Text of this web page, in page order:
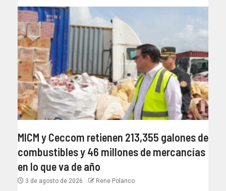
MICM y Ceccom retienen 213,355 galones de
combustibles y 46 millones de mercancías
en lo que va de año
3 de agosto de 2026 Rene Polanco